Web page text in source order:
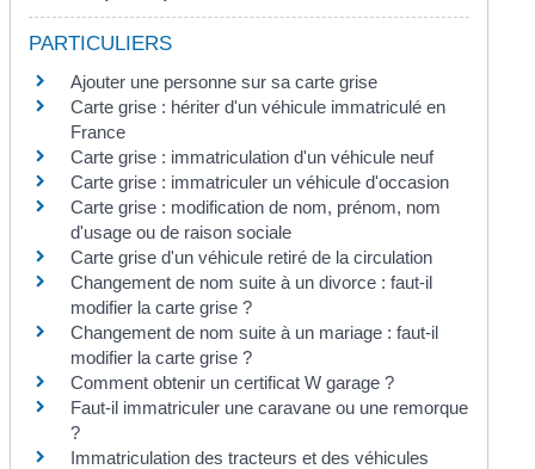
PARTICULIERS
Ajouter une personne sur sa carte grise
Carte grise : hériter d'un véhicule immatriculé en
France
Carte grise : immatriculation d'un véhicule neuf
Carte grise : immatriculer un véhicule d'occasion
Carte grise : modification de nom, prénom, nom
d'usage ou de raison sociale
Carte grise d'un véhicule retiré de la circulation
Changement de nom suite à un divorce : faut-il
modifier la carte grise ?
Changement de nom suite à un mariage : faut-il
modifier la carte grise ?
Comment obtenir un certificat W garage ?
Faut-il immatriculer une caravane ou une remorque
?
Immatriculation des tracteurs et des véhicules